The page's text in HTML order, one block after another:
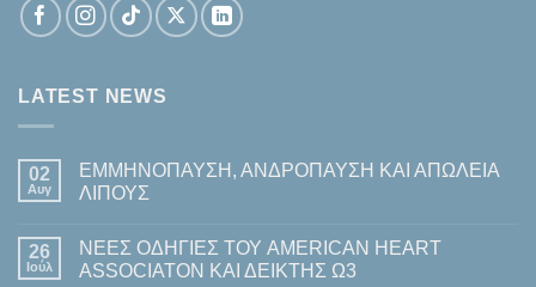
LATEST NEWS
02
Αυγ
ΕΜΜΗΝΟΠΑΥΣΗ, ΑΝΔΡΟΠΑΥΣΗ ΚΑΙ ΑΠΩΛΕΙΑ
ΛΙΠΟΥΣ
σχόλια
στο
ΕΜΜΗΝΟΠΑΥΣΗ,
26
Ιούλ
ΝΕΕΣ ΟΔΗΓΙΕΣ ΤΟΥ AMERICAN HEART
ASSOCIATON ΚΑΙ ΔΕΙΚΤΗΣ Ω3